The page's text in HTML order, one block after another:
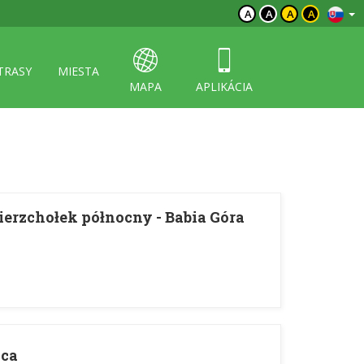
A A A A
MIESTA
MAPA
APLIKÁCIA
północny - Babia Góra